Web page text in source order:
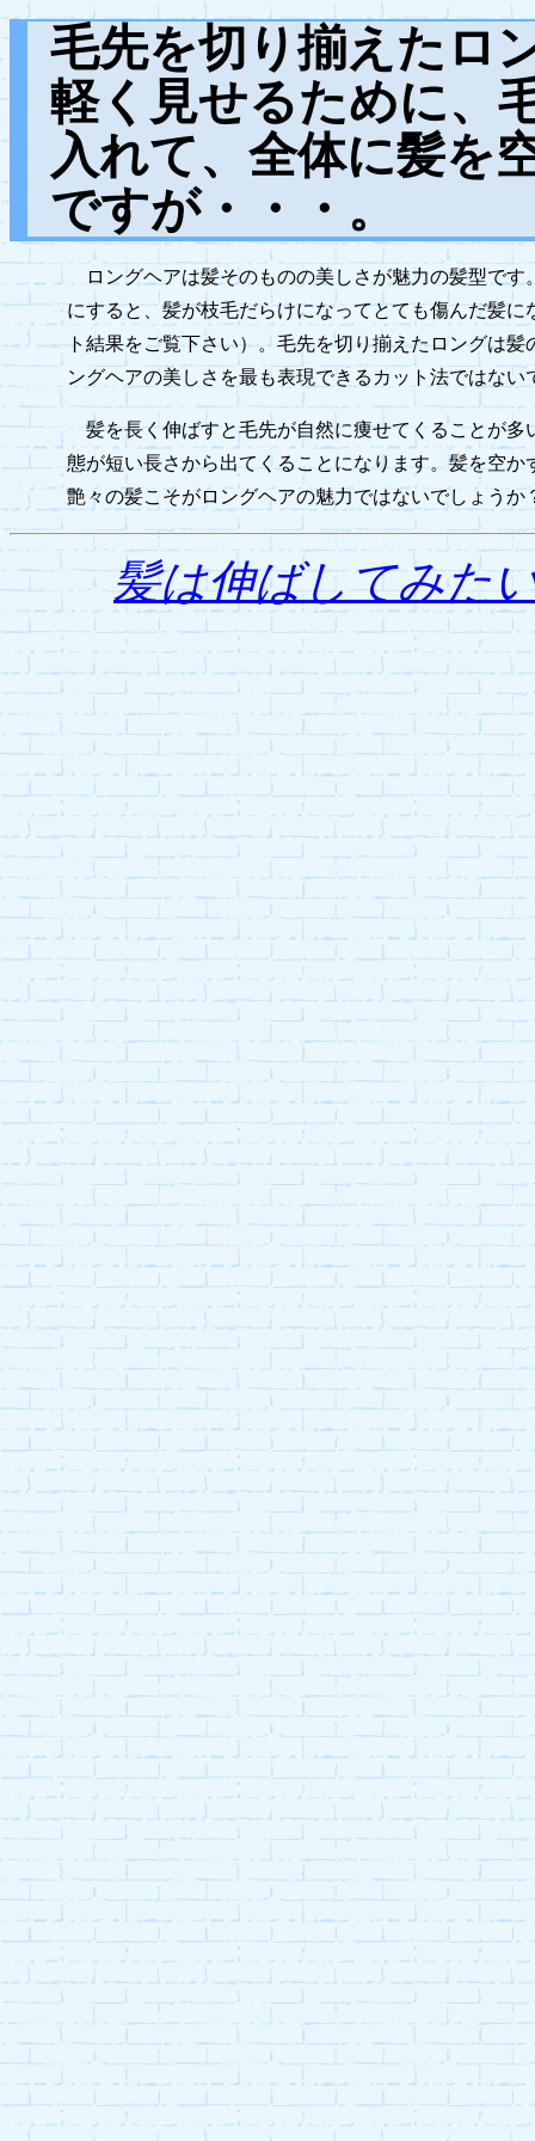
毛先を切り揃えたロ
軽く見せるために、
入れて、全体に髪を
ですが・・・。
ロングヘアは髪そのものの美しさが魅力の髪型です
にすると、髪が枝毛だらけになってとても傷んだ髪
ト結果をご覧下さい）。毛先を切り揃えたロングは
ングヘアの美しさを最も表現できるカット法ではない
髪を長く伸ばすと毛先が自然に痩せてくることが多
態が短い長さから出てくることになります。髪を空
艶々の髪こそがロングヘアの魅力ではないでしょうか
髪は伸ばしてみた